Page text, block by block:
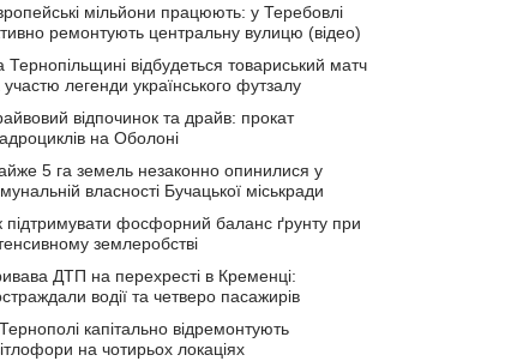
мільйони працюють: у Теребовлі
ремонтують центральну вулицю (відео)
Тернопільщині відбудеться товариський матч
участю легенди українського футзалу
відпочинок та драйв: прокат
на Оболоні
5 га земель незаконно опинилися у
власності Бучацької міськради
підтримувати фосфорний баланс ґрунту при
землеробстві
ДТП на перехресті в Кременці:
водії та четверо пасажирів
капітально відремонтують
на чотирьох локаціях